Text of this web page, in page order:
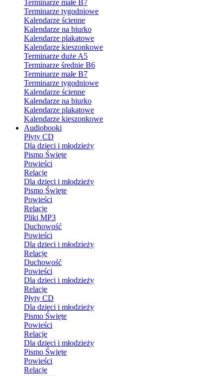
Terminarze małe B7
Terminarze tygodniowe
Kalendarze ścienne
Kalendarze na biurko
Kalendarze plakatowe
Kalendarze kieszonkowe
Terminarze duże A5
Terminarze średnie B6
Terminarze małe B7
Terminarze tygodniowe
Kalendarze ścienne
Kalendarze na biurko
Kalendarze plakatowe
Kalendarze kieszonkowe
Audiobooki
Płyty CD
Dla dzieci i młodzieży
Pismo Święte
Powieści
Relacje
Dla dzieci i młodzieży
Pismo Święte
Powieści
Relacje
Pliki MP3
Duchowość
Powieści
Dla dzieci i młodzieży
Relacje
Duchowość
Powieści
Dla dzieci i młodzieży
Relacje
Płyty CD
Dla dzieci i młodzieży
Pismo Święte
Powieści
Relacje
Dla dzieci i młodzieży
Pismo Święte
Powieści
Relacje